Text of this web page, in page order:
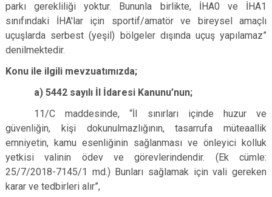
parkı gerekliliği yoktur. Bununla birlikte, İHA0 ve İHA1
sınıfındaki İHA'lar için sportif/amatör ve bireysel amaçlı
uçuşlarda serbest (yeşil) bölgeler dışında uçuş yapılamaz”
denilmektedir.
Konu ile ilgili mevzuatımızda;
a) 5442 sayılı İl İdaresi Kanunu’nun;
11/C maddesinde, “İl sınırları içinde huzur ve
güvenliğin, kişi dokunulmazlığının, tasarrufa müteaallik
emniyetin, kamu esenliğinin sağlanması ve önleyici kolluk
yetkisi valinin ödev ve görevlerindendir. (Ek cümle:
25/7/2018-7145/1 md.) Bunları sağlamak için vali gereken
karar ve tedbirleri alır”,